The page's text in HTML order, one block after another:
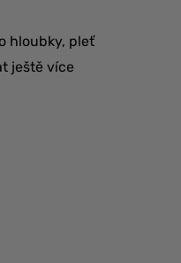
hloubky, pleť
ještě více